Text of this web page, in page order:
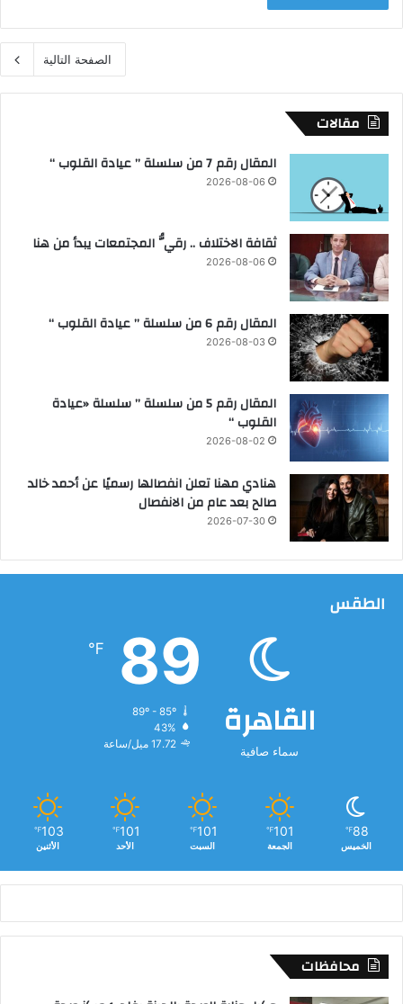
الصفحة التالية
مقالات
المقال رقم 7 من سلسلة ” عيادة القلوب “
2026-08-06
ثقافة الاختلاف .. رقيُّ المجتمعات يبدأ من هنا
2026-08-06
المقال رقم 6 من سلسلة ” عيادة القلوب “
2026-08-03
المقال رقم 5 من سلسلة ” سلسلة «عيادة
القلوب “
2026-08-02
هنادي مهنا تعلن انفصالها رسميًا عن أحمد خالد
صالح بعد عام من الانفصال
2026-07-30
الطقس
القاهرة
سماء صافية
89
℉
89º - 85º
43%
17.72 ميل/ساعة
88
℉
الخميس
101
℉
الجمعة
101
℉
السبت
101
℉
الأحد
103
℉
الأثنين
محافظات